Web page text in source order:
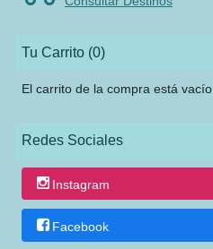
Tu Carrito (0)
El carrito de la compra está vacío
Redes Sociales
Instagram
Facebook